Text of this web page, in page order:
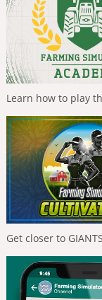
Learn how to play
Get closer to